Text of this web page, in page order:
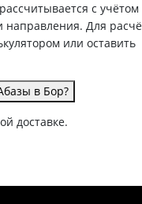
с учётом
направления. Для
или оставить
в Бор?
доставке.